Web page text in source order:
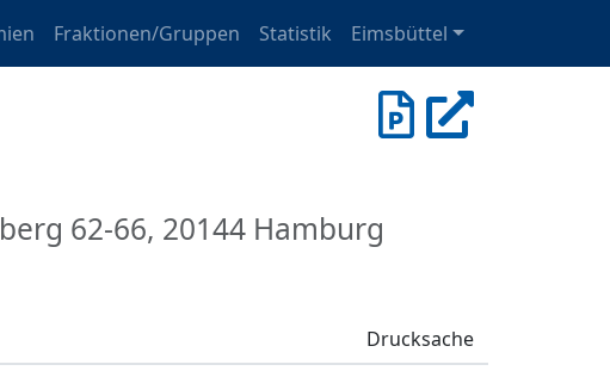
Fraktionen/Gruppen Statistik Eimsbüttel
62-66, 20144 Hamburg
Drucksache